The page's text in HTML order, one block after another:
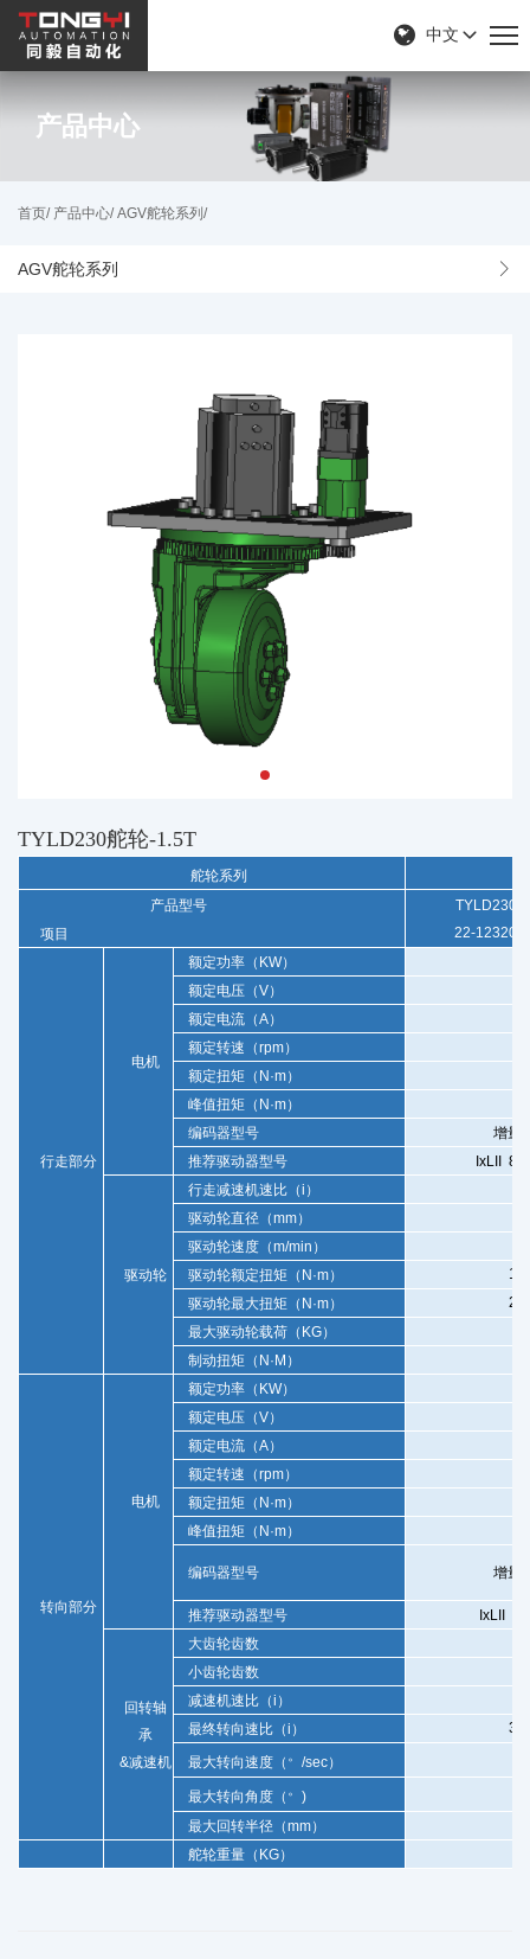
中文
产品中心
首页/ 产品中心/ AGV舵轮系列/
AGV舵轮系列
TYLD230舵轮-1.5T
舵轮系列
产品型号
项目
TYLD230-
22-12320-
行走部分
电机
额定功率（ KW）
额定电压（V）
额定电流（A）
额定转速（rpm）
额定扭矩（ N·m）
峰值扭矩（ N·m）
编码器型号
增量
推荐驱动器型号
IxLII
驱动轮
行走减速机速比（i ）
驱动轮直径（mm）
驱动轮速度（m/min ）
驱动轮额定扭矩（ N·m）
驱动轮最大扭矩（ N·m）
最大驱动轮载荷（ KG）
制动扭矩（ N·M ）
转向部分
电机
额定功率（ KW）
额定电压（V）
额定电流（A）
额定转速（rpm）
额定扭矩（ N·m）
峰值扭矩（ N·m）
编码器型号 增量
推荐驱动器型号 IxLII
回转轴
承
&减速机
大齿轮齿数
小齿轮齿数
减速机速比（i ）
最终转向速比（i ）
最大转向速度（ 。 /sec）
最大转向角度（ 。 )
最大回转半径（mm）
舵轮重量（ KG）